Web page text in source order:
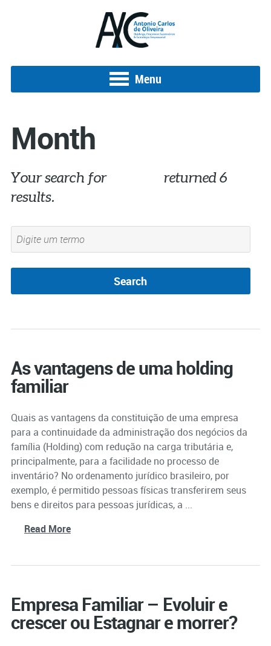
Menu
Month
Your search for
returned 6
results.
As vantagens de uma holding
familiar
Quais as vantagens da constituição de uma empresa
para a continuidade da administração dos negócios da
família (Holding) com redução na carga tributária e,
principalmente, para a facilidade no processo de
inventário? No ordenamento jurídico brasileiro, por
exemplo, é permitido pessoas físicas transferirem seus
bens e direitos para pessoas jurídicas, a ...
Read More
Empresa Familiar – Evoluir e
crescer ou Estagnar e morrer?